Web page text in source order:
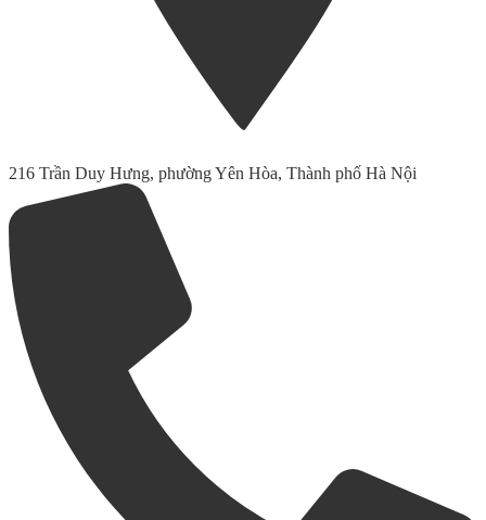
216 Trần Duy Hưng, phường Yên Hòa, Thành phố Hà Nội